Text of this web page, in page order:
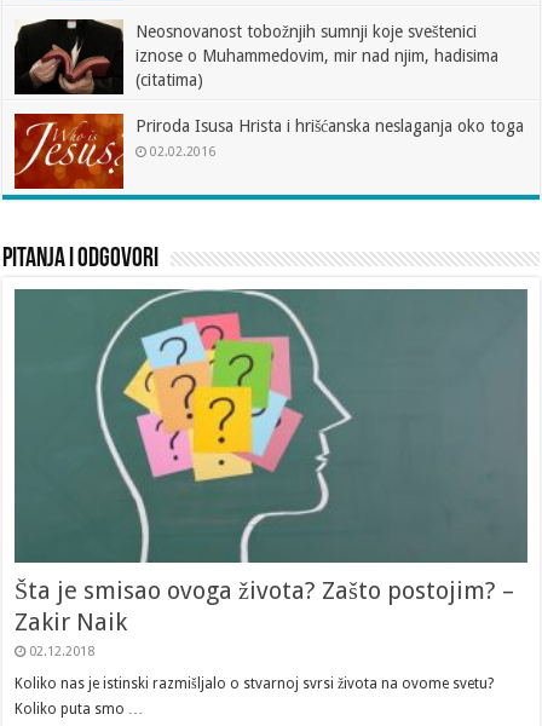
Neosnovanost tobožnjih sumnji koje sveštenici
iznose o Muhammedovim, mir nad njim, hadisima
(citatima)
Priroda Isusa Hrista i hrišćanska neslaganja oko toga
02.02.2016
Pitanja i odgovori
Šta je smisao ovoga života? Zašto postojim? –
Zakir Naik
02.12.2018
Koliko nas je istinski razmišljalo o stvarnoj svrsi života na ovome svetu?
Koliko puta smo …